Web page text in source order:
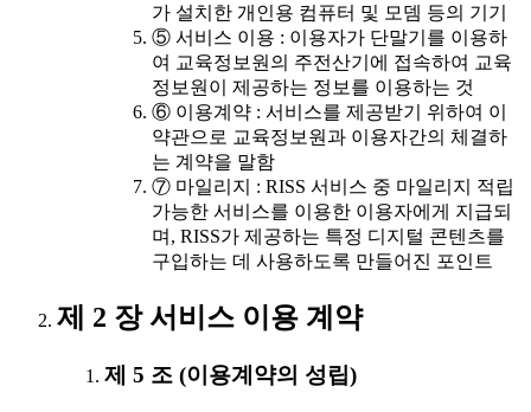
가 설치한 개인용 컴퓨터 및 모뎀 등의 기기
⑤ 서비스 이용 : 이용자가 단말기를 이용하
여 교육정보원의 주전산기에 접속하여 교육
정보원이 제공하는 정보를 이용하는 것
⑥ 이용계약 : 서비스를 제공받기 위하여 이
약관으로 교육정보원과 이용자간의 체결하
는 계약을 말함
⑦ 마일리지 : RISS 서비스 중 마일리지 적립
가능한 서비스를 이용한 이용자에게 지급되
며, RISS가 제공하는 특정 디지털 콘텐츠를
구입하는 데 사용하도록 만들어진 포인트
제 2 장 서비스 이용 계약
제 5 조 (이용계약의 성립)